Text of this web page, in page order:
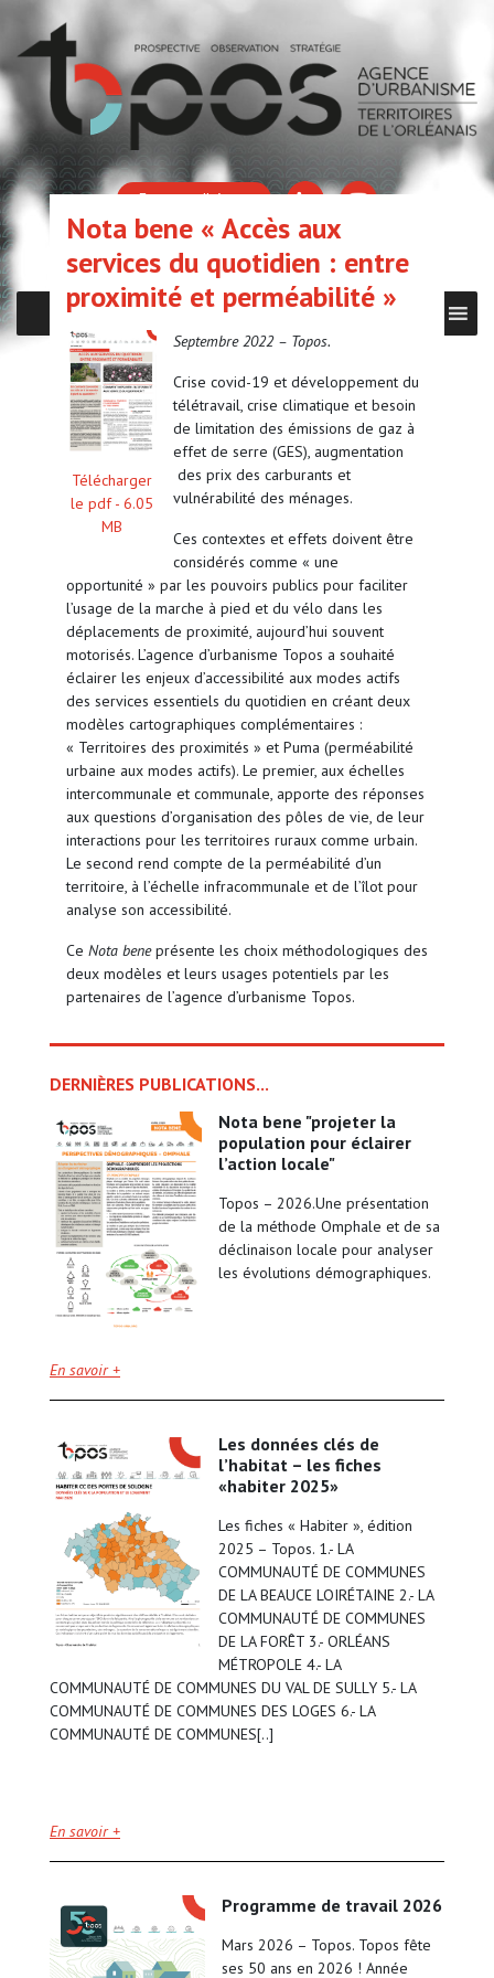
Espace adhérent
Nota bene « Accès aux
services du quotidien : entre
proximité et perméabilité »
Télécharger
le pdf - 6.05
MB
Septembre 2022 – Topos.
Crise covid-19 et développement du
télétravail, crise climatique et besoin
de limitation des émissions de gaz à
effet de serre (GES), augmentation
des prix des carburants et
vulnérabilité des ménages.
Ces contextes et effets doivent être
considérés comme « une
opportunité » par les pouvoirs publics pour faciliter
l’usage de la marche à pied et du vélo dans les
déplacements de proximité, aujourd’hui souvent
motorisés. L’agence d’urbanisme Topos a souhaité
éclairer les enjeux d’accessibilité aux modes actifs
des services essentiels du quotidien en créant deux
modèles cartographiques complémentaires :
« Territoires des proximités » et Puma (perméabilité
urbaine aux modes actifs). Le premier, aux échelles
intercommunale et communale, apporte des réponses
aux questions d’organisation des pôles de vie, de leur
interactions pour les territoires ruraux comme urbain.
Le second rend compte de la perméabilité d’un
territoire, à l’échelle infracommunale et de l’îlot pour
analyse son accessibilité.
Ce Nota beneprésente les choix méthodologiques des
deux modèles et leurs usages potentiels par les
partenaires de l’agence d’urbanisme Topos.
DERNIÈRES PUBLICATIONS...
nota bene "projeter la
population pour éclairer
l’action locale"
Topos – 2026.Une présentation
de la méthode Omphale et de sa
déclinaison locale pour analyser
les évolutions démographiques.
En savoir +
les données clés de
l’habitat – les fiches
«habiter 2025»
Les fiches « Habiter », édition
2025 – Topos. 1.- LA
COMMUNAUTÉ DE COMMUNES
DE LA BEAUCE LOIRÉTAINE 2.- LA
COMMUNAUTÉ DE COMMUNES
DE LA FORÊT 3.- ORLÉANS
MÉTROPOLE 4.- LA
COMMUNAUTÉ DE COMMUNES DU VAL DE SULLY 5.- LA
COMMUNAUTÉ DE COMMUNES DES LOGES 6.- LA
COMMUNAUTÉ DE COMMUNES[..]
En savoir +
programme de travail 2026
Mars 2026 – Topos. Topos fête
ses 50 ans en 2026 ! Année